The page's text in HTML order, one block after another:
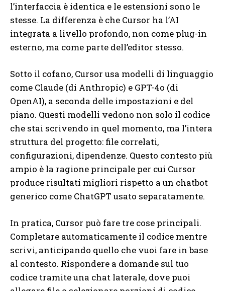
l’interfaccia è identica e le estensioni sono le
stesse. La differenza è che Cursor ha l’AI
integrata a livello profondo, non come plug-in
esterno, ma come parte dell’editor stesso.
Sotto il cofano, Cursor usa modelli di linguaggio
come Claude (di Anthropic) e GPT-4o (di
OpenAI), a seconda delle impostazioni e del
piano. Questi modelli vedono non solo il codice
che stai scrivendo in quel momento, ma l’intera
struttura del progetto: file correlati,
configurazioni, dipendenze. Questo contesto più
ampio è la ragione principale per cui Cursor
produce risultati migliori rispetto a un chatbot
generico come ChatGPT usato separatamente.
In pratica, Cursor può fare tre cose principali.
Completare automaticamente il codice mentre
scrivi, anticipando quello che vuoi fare in base
al contesto. Rispondere a domande sul tuo
codice tramite una chat laterale, dove puoi